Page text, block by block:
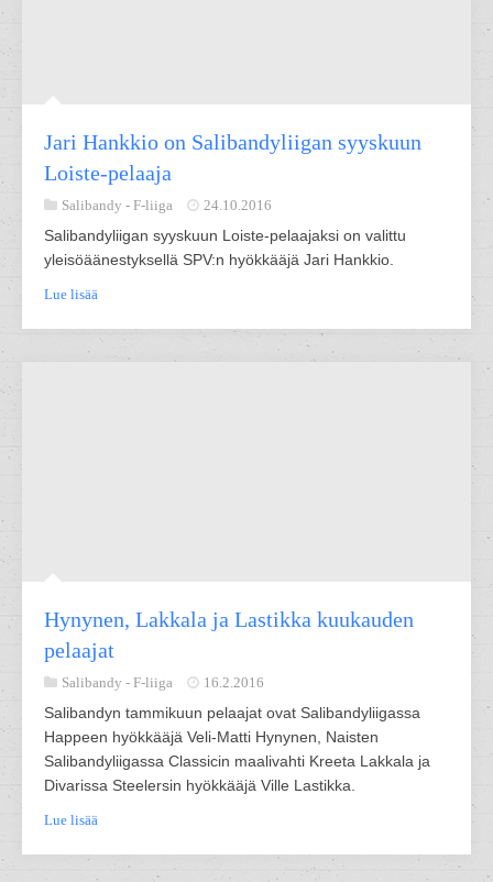
Jari Hankkio on Salibandyliigan syyskuun
Loiste-pelaaja
Salibandy - F-liiga 24.10.2016
Salibandyliigan syyskuun Loiste-pelaajaksi on valittu
yleisöäänestyksellä SPV:n hyökkääjä Jari Hankkio.
Lue lisää
Hynynen, Lakkala ja Lastikka kuukauden
pelaajat
Salibandy - F-liiga 16.2.2016
Salibandyn tammikuun pelaajat ovat Salibandyliigassa
Happeen hyökkääjä Veli-Matti Hynynen, Naisten
Salibandyliigassa Classicin maalivahti Kreeta Lakkala ja
Divarissa Steelersin hyökkääjä Ville Lastikka.
Lue lisää